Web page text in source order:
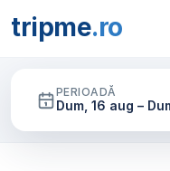
tripme.ro
PERIOADĂ
Dum, 16 aug –